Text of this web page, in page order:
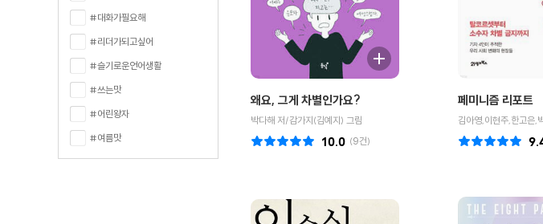
#대화가필요해
#리더가되고싶어
#슬기로운언어생활
#쓰는맛
#어린왕자
#여름맛
왜요, 그게 차별인가요?
박다해 저/감가지(김예지) 그림
(9건)
10.0
페미니즘 리포트
김아영,이현주,한고은,